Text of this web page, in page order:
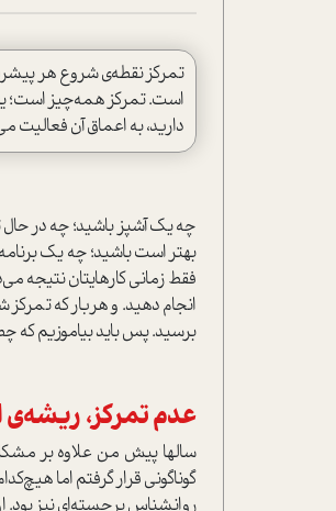
تمرکز نقطه‌ی شروع هر
است. تمرکز همه‌چیز است؛
دارید، به اعماق آن فعالیت می٬روید و تلاش‌هایتان تازه نتیجه
چه یک آشپز باشید؛ چه در حال
بهتر است باشید؛ چه یک
فقط زمانی کارهایتان نتیجه
انجام دهید. و هربار که
برسید. پس باید بیاموزیم که
عدم تمرکز،
سالها پیش من علاوه بر
گوناگونی قرار گرفتم اما